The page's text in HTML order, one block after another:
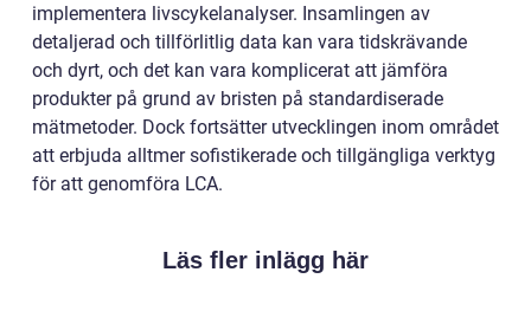
implementera livscykelanalyser. Insamlingen av
detaljerad och tillförlitlig data kan vara tidskrävande
och dyrt, och det kan vara komplicerat att jämföra
produkter på grund av bristen på standardiserade
mätmetoder. Dock fortsätter utvecklingen inom området
att erbjuda alltmer sofistikerade och tillgängliga verktyg
för att genomföra LCA.
Läs fler inlägg här